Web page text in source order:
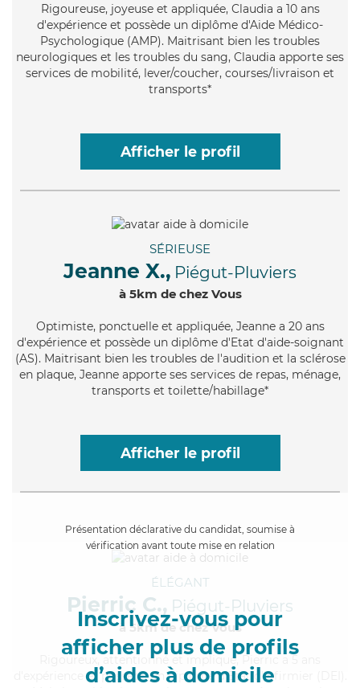
Rigoureuse, joyeuse et appliquée, Claudia a 10 ans
d'expérience et possède un diplôme d'Aide Médico-
Psychologique (AMP). Maitrisant bien les troubles
neurologiques et les troubles du sang, Claudia apporte ses
services de mobilité, lever/coucher, courses/livraison et
transports*
Afficher le profil
SÉRIEUSE
Jeanne X., Piégut-Pluviers
à 5km de chez Vous
Optimiste, ponctuelle et appliquée, Jeanne a 20 ans
d'expérience et possède un diplôme d'Etat d'aide-soignant
(AS). Maitrisant bien les troubles de l'audition et la sclérose
en plaque, Jeanne apporte ses services de repas, ménage,
transports et toilette/habillage*
Afficher le profil
Présentation déclarative du candidat, soumise à
vérification avant toute mise en relation
Inscrivez-vous pour
afficher plus de profils
d’aides à domicile
ÉLÉGANT
Pierric C., Piégut-Pluviers
à 5km de chez Vous
, attentionné et impliqué, Pierric a 5 ans
d'expérience et possède un diplôme d'Etat d'infirmier (DEI).